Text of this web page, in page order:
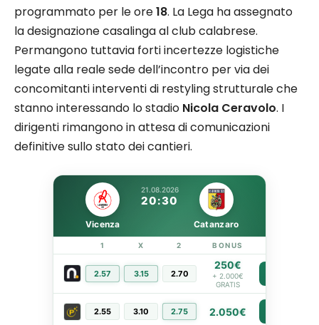
programmato per le ore18. La Lega ha assegnato
la designazione casalinga al club calabrese.
Permangono tuttavia forti incertezze logistiche
legate alla reale sede dell’incontro per via dei
concomitanti interventi di restyling strutturale che
stanno interessando lo stadio Nicola Ceravolo. I
dirigenti rimangono in attesa di comunicazioni
definitive sullo stato dei cantieri.
21.08.2026
20:30
Vicenza Catanzaro
1 X 2 BONUS
2.57 3.15 2.70
250€
+ 2.000€
GRATIS
2.55 3.10 2.75 2.050€